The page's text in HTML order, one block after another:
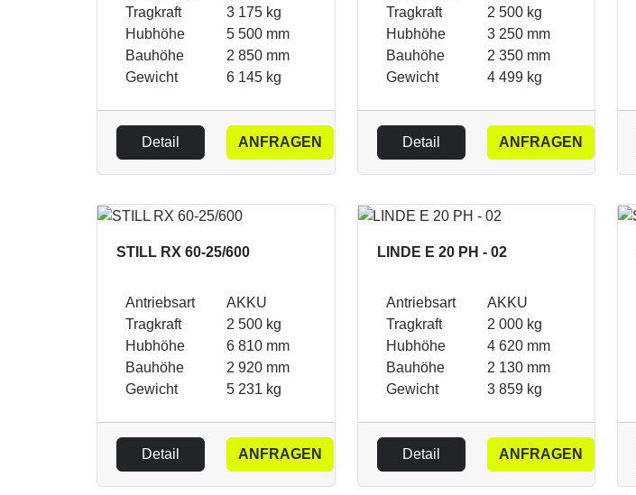
Tragkraft
3 175 kg
Hubhöhe
5 500 mm
Bauhöhe
2 850 mm
Gewicht
6 145 kg
Detail ANFRAGEN
Tragkraft
2 500 kg
Hubhöhe
3 250 mm
Bauhöhe
2 350 mm
Gewicht
4 499 kg
Detail ANFRAGEN
STILL RX 60-25/600
Antriebsart
AKKU
Tragkraft
2 500 kg
Hubhöhe
6 810 mm
Bauhöhe
2 920 mm
Gewicht
5 231 kg
Detail ANFRAGEN
LINDE E 20 PH - 02
Antriebsart
AKKU
Tragkraft
2 000 kg
Hubhöhe
4 620 mm
Bauhöhe
2 130 mm
Gewicht
3 859 kg
Detail ANFRAGEN